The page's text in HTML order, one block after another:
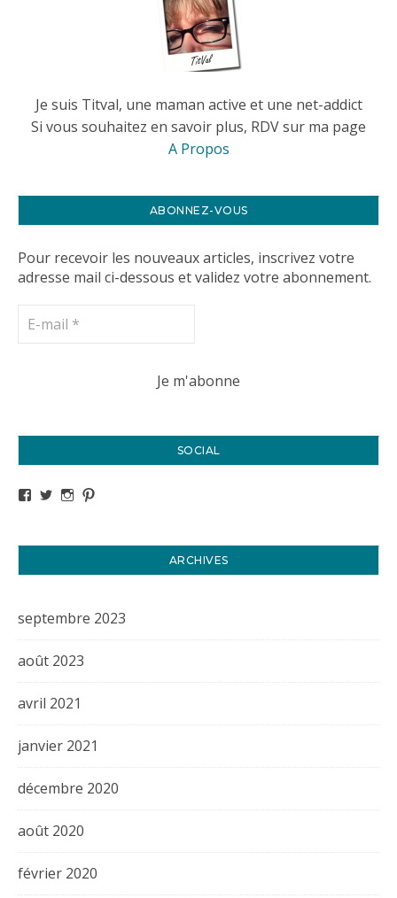
Je suis Titval, une maman active et une net-addict
Si vous souhaitez en savoir plus, RDV sur ma page
A Propos
ABONNEZ-VOUS
Pour recevoir les nouveaux articles, inscrivez votre
adresse mail ci-dessous et validez votre abonnement.
SOCIAL
Voir le profil de titval35 sur Facebook
Voir le profil de titval35 sur Twitter
Voir le profil de titval35 sur Instagram
ARCHIVES
septembre 2023
août 2023
avril 2021
janvier 2021
décembre 2020
août 2020
février 2020